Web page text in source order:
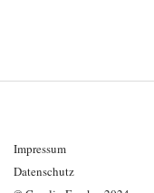
Impressum
Datenschutz